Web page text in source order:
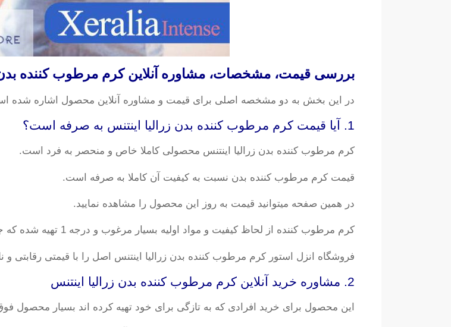
بررسی قیمت، مشخصات، مشاوره آنلاین کرم مرطوب کننده بدن
در این بخش به دو مشخصه اصلی برای قیمت و مشاوره آنلاین محصول اشاره شده
1. آیا قیمت کرم مرطوب کننده بدن زرالیا اینتنس به صرفه است؟
کرم مرطوب کننده بدن زرالیا اینتنس محصولی کاملا خاص و منحصر به فرد است.
قیمت کرم مرطوب کننده بدن نسبت به کیفیت آن کاملا به صرفه است.
در همین صفحه میتوانید قیمت به روز این محصول را مشاهده نمایید.
کرم مرطوب کننده از لحاظ کیفیت و مواد اولیه بسیار مرغوب و درجه 1 تهیه شده که جز محصولات پر فروش و تخصصی بهداشتی محصوب میشود.
فروشگاه انزل استور کرم مرطوب کننده بدن زرالیا اینتنس اصل را با قیمتی رقابتی و
2. مشاوره خرید آنلاین کرم مرطوب کننده بدن زرالیا اینتنس
این محصول برای خرید افرادی که به تازگی برای خود تهیه کرده اند بسیار محصول